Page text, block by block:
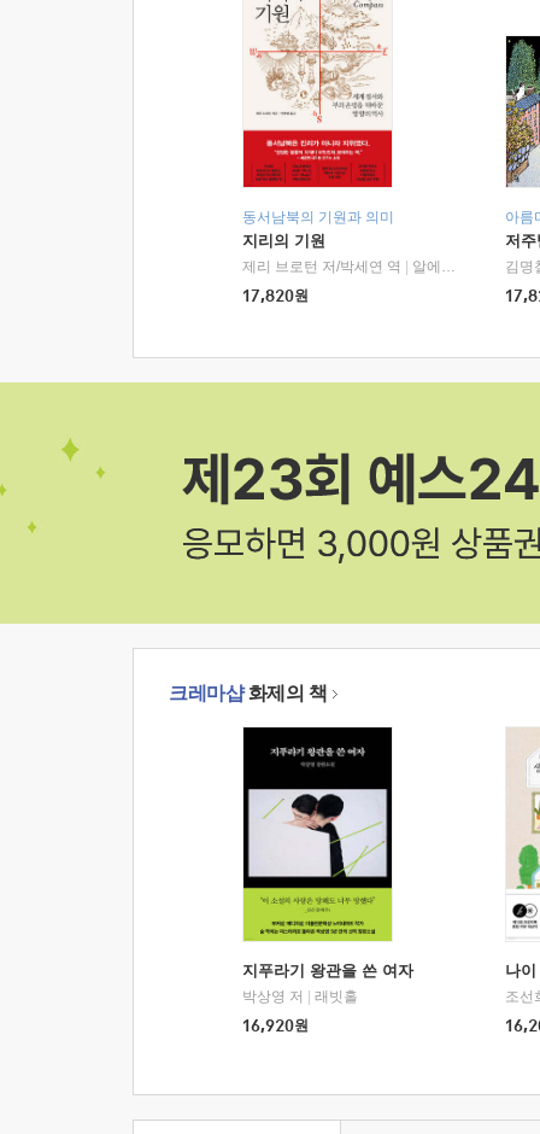
동서남북의 기원과 의미
지리의 기원
제리 브로턴 저/박세연 역
알에이치코리아(RHK)
17,820원
아름
저
김명
크레마샵화제의 책
지푸라기 왕관을 쓴 여자
박상영 저
래빗홀
16,920원
나
조선